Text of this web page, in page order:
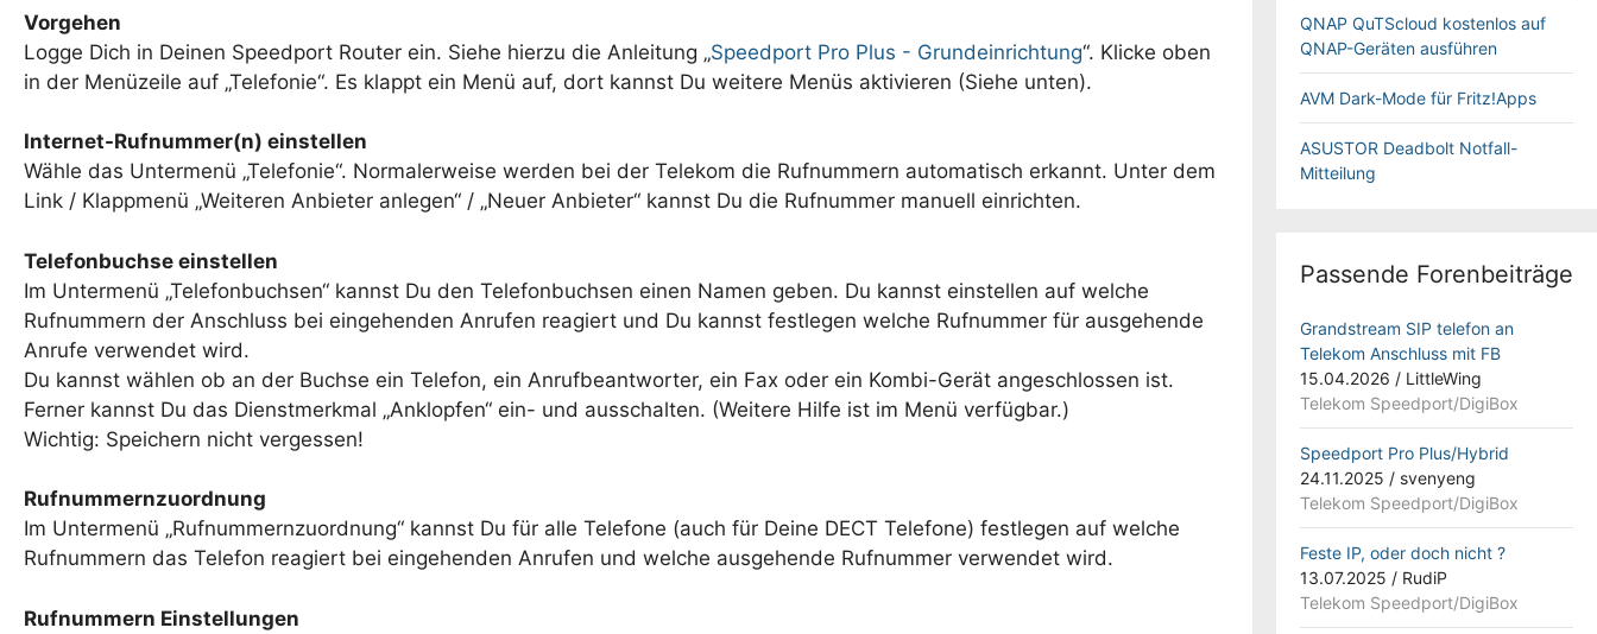
Vorgehen
Logge Dich in Deinen Speedport Router ein. Siehe hierzu die Anleitung „Speedport Pro Plus - Grundeinrichtung“. Klicke oben
in der Menüzeile auf „Telefonie“. Es klappt ein Menü auf, dort kannst Du weitere Menüs aktivieren (Siehe unten).
Internet-Rufnummer(n) einstellen
Wähle das Untermenü „Telefonie“. Normalerweise werden bei der Telekom die Rufnummern automatisch erkannt. Unter dem
Link / Klappmenü „Weiteren Anbieter anlegen“ / „Neuer Anbieter“ kannst Du die Rufnummer manuell einrichten.
Telefonbuchse einstellen
Im Untermenü „Telefonbuchsen“ kannst Du den Telefonbuchsen einen Namen geben. Du kannst einstellen auf welche
Rufnummern der Anschluss bei eingehenden Anrufen reagiert und Du kannst festlegen welche Rufnummer für ausgehende
Anrufe verwendet wird.
Du kannst wählen ob an der Buchse ein Telefon, ein Anrufbeantworter, ein Fax oder ein Kombi-Gerät angeschlossen ist.
Ferner kannst Du das Dienstmerkmal „Anklopfen“ ein- und ausschalten. (Weitere Hilfe ist im Menü verfügbar.)
Wichtig: Speichern nicht vergessen!
Rufnummernzuordnung
Im Untermenü „Rufnummernzuordnung“ kannst Du für alle Telefone (auch für Deine DECT Telefone) festlegen auf welche
Rufnummern das Telefon reagiert bei eingehenden Anrufen und welche ausgehende Rufnummer verwendet wird.
Rufnummern Einstellungen
QNAP QuTScloud kostenlos auf
QNAP-Geräten ausführen
AVM Dark-Mode für Fritz!Apps
ASUSTOR Deadbolt Notfall-
Mitteilung
Passende Forenbeiträge
Grandstream SIP telefon an
Telekom Anschluss mit FB
15.04.2026 / LittleWing
Telekom Speedport/DigiBox
Speedport Pro Plus/Hybrid
24.11.2025 / svenyeng
Telekom Speedport/DigiBox
Feste IP, oder doch nicht ?
13.07.2025 / RudiP
Telekom Speedport/DigiBox